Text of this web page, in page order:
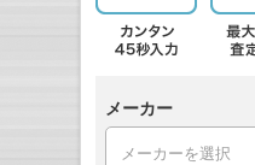
メーカー